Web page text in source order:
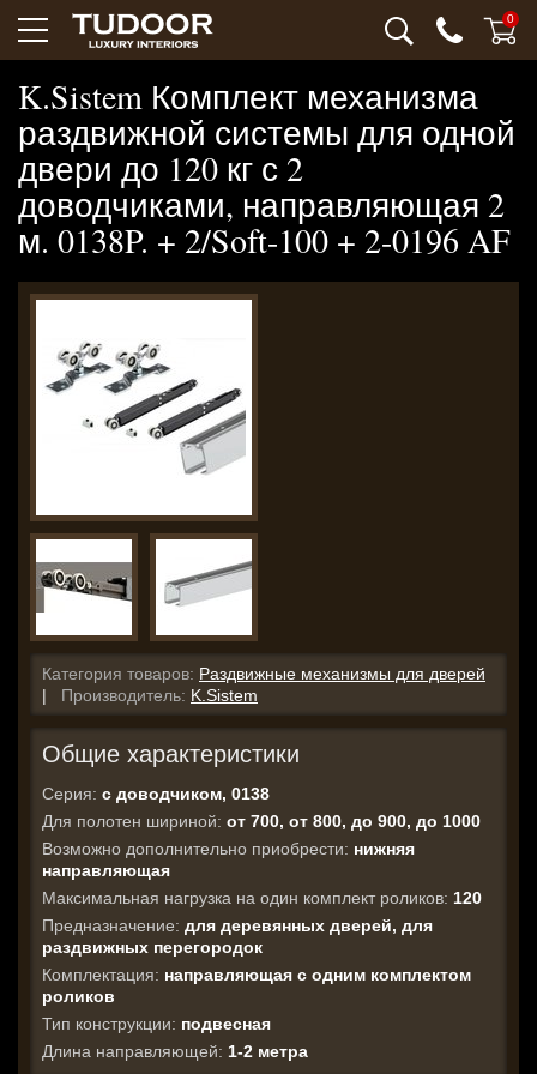
0
K.Sistem Комплект механизма
раздвижной системы для одной
двери до 120 кг с 2
доводчиками, направляющая 2
м. 0138P. + 2/Soft-100 + 2-0196 AF
Категория товаров: Раздвижные механизмы для дверей
| Производитель: K.Sistem
Общие характеристики
Серия: с доводчиком, 0138
Для полотен шириной: от 700, от 800, до 900, до 1000
Возможно дополнительно приобрести: нижняя
направляющая
Максимальная нагрузка на один комплект роликов: 120
Предназначение: для деревянных дверей, для
раздвижных перегородок
Комплектация: направляющая с одним комплектом
роликов
Тип конструкции: подвесная
Длина направляющей: 1-2 метра